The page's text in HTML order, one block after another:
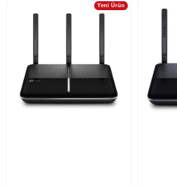
Yeni Ürün